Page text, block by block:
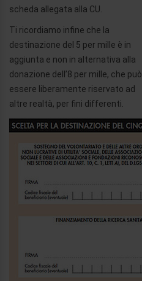
scheda allegata alla CU.
Ti ricordiamo infine che la
destinazione del 5 per mille è in
aggiunta e non in alternativa alla
donazione dell’8 per mille, che può
essere liberamente riservato ad
altre realtà, per fini differenti.